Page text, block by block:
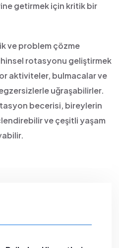
getirmek için kritik bir
ve problem çözme
rotasyonu geliştirmek
aktiviteler, bulmacalar ve
uğraşabilirler.
becerisi, bireylerin
ve çeşitli yaşam